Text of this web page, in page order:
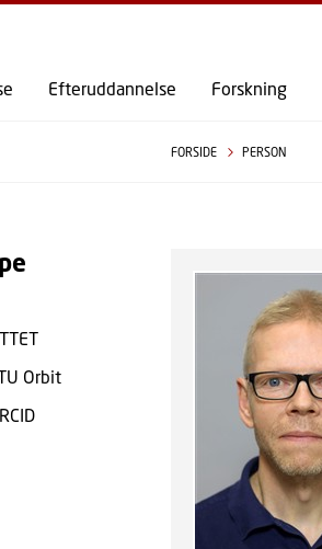
Efteruddannelse Forskning
FORSIDE PERSON
Orbit